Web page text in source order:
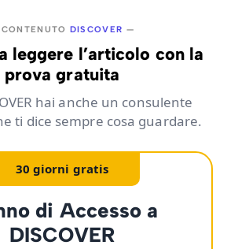
DISCOVER —
leggere l’articolo con la
prova gratuita
hai anche un consulente
ti dice sempre cosa guardare.
30 giorni gratis
di Accesso a
DISCOVER